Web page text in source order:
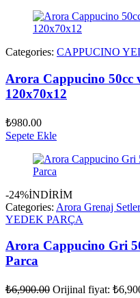
Categories: CAPPUCINO
Arora Cappucino 50cc
120x70x12
₺980.00
Sepete Ekle
-24%İNDİRİM
Categories: Arora Grenaj
YEDEK PARÇA
Arora Cappucino Gri
Parca
₺6,900.00 Orijinal fiyat: